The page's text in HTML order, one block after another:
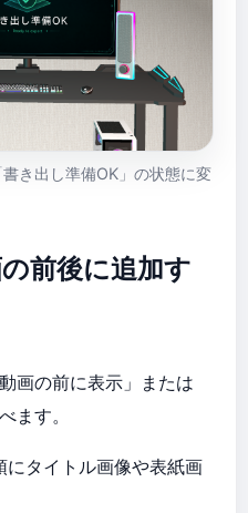
き出し準備OK」の状態に変
前後に追加す
画の前に表示」または
ます。
にタイトル画像や表紙画